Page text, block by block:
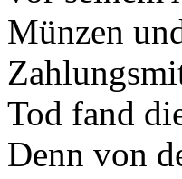
Münzen
Tod fand
Denn von